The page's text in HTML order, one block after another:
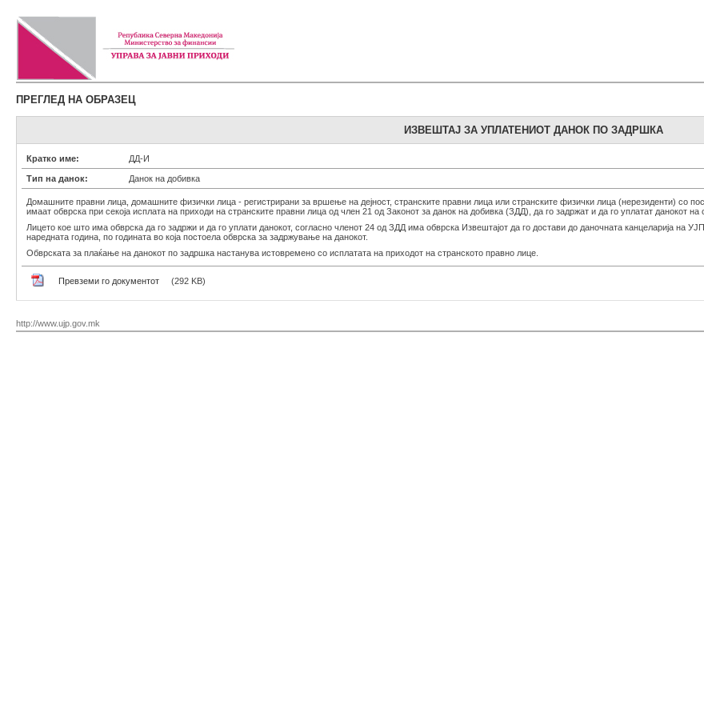
ПРЕГЛЕД НА ОБРАЗЕЦ
ИЗВЕШТАЈ ЗА УПЛАТЕНИОТ ДАНОК ПО ЗАДРШКА
Кратко име: ДД-И
Тип на данок: Данок на добивка
Домашните правни лица, домашните физички лица - регистрирани за вршење на дејност, странските правни лица или странските физички лица (нерезиденти) со
имаат обврска при секоја исплата на приходи на странските правни лица од член 21 од Законот за данок на добивка (ЗДД), да го задржат и да го уплатат данокот на
Лицето кое што има обврска да го задржи и да го уплати данокот, согласно членот 24 од ЗДД има обврска Извештајот да го достави до даночната канцеларија на
наредната година, по годината во која постоела обврска за задржување на данокот.
Обврската за плаќање на данокот по задршка настанува истовремено со исплатата на приходот на странското правно лице.
Превземи го документот (292 KB)
http://www.ujp.gov.mk